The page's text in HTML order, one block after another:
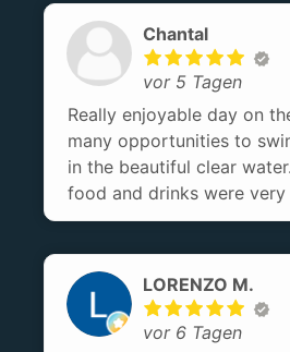
poppa. Mare incredibile
vivere. Farete moltissime
sosterete sulla bellissima
per un’oretta in modo da
comprare dei souvenir.
fantastico!
Chantal
vor 5 Tagen
Really enjoyable day on
many opportunities to
in the beautiful clear
food and drinks were
was made even more
the boat.
LORENZO M.
vor 6 Tagen